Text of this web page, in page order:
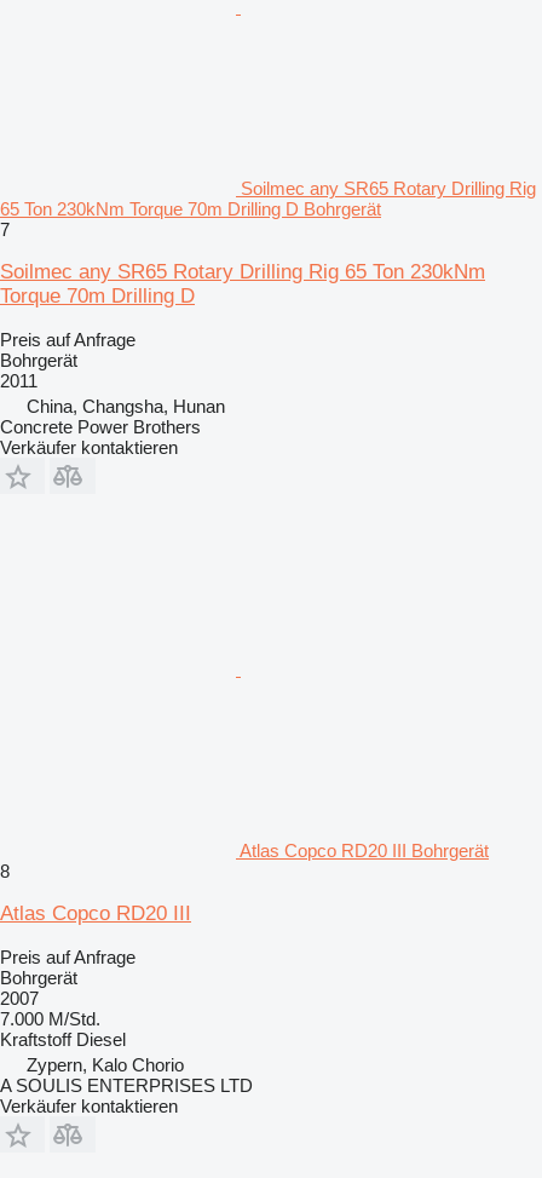
Soilmec any SR65 Rotary Drilling Rig
65 Ton 230kNm Torque 70m Drilling D Bohrgerät
7
Soilmec any SR65 Rotary Drilling Rig 65 Ton 230kNm
Torque 70m Drilling D
Preis auf Anfrage
Bohrgerät
2011
China, Changsha, Hunan
Concrete Power Brothers
Verkäufer kontaktieren
Atlas Copco RD20 III Bohrgerät
8
Atlas Copco RD20 III
Preis auf Anfrage
Bohrgerät
2007
7.000 M/Std.
Kraftstoff Diesel
Zypern, Kalo Chorio
A SOULIS ENTERPRISES LTD
Verkäufer kontaktieren